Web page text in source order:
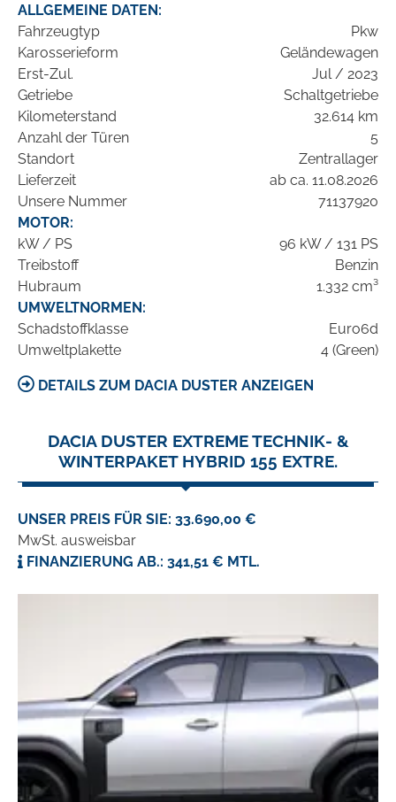
ALLGEMEINE DATEN:
Fahrzeugtyp
Pkw
Karosserieform
Geländewagen
Erst-Zul.
Jul / 2023
Getriebe
Schaltgetriebe
Kilometerstand
32.614 km
Anzahl der Türen
5
Standort
Zentrallager
Lieferzeit
ab ca. 11.08.2026
Unsere Nummer
71137920
MOTOR:
kW / PS
96 kW / 131 PS
Treibstoff
Benzin
Hubraum
1.332 cm³
UMWELTNORMEN:
Schadstoffklasse
Euro6d
Umweltplakette
4 (Green)
DETAILS ZUM DACIA DUSTER ANZEIGEN
DACIA DUSTER EXTREME TECHNIK- &
WINTERPAKET HYBRID 155 EXTRE.
UNSER PREIS FÜR SIE: 33.690,00 €
MwSt. ausweisbar
FINANZIERUNG AB.: 341,51 € MTL.